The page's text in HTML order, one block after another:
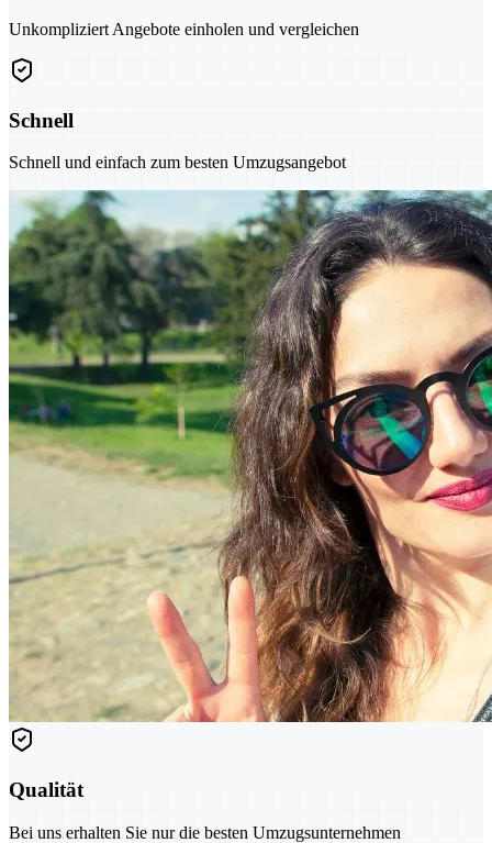
Unkompliziert Angebote einholen und vergleichen
Schnell
Schnell und einfach zum besten Umzugsangebot
Qualität
Bei uns erhalten Sie nur die besten Umzugsunternehmen